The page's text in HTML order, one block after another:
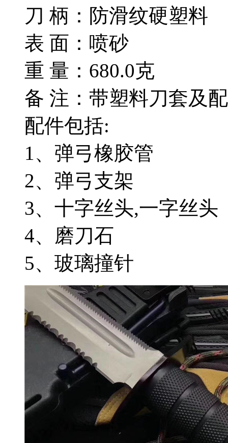
刀 柄：防滑纹硬塑料
表 面：喷砂
重 量：680.0克
备 注：带塑料刀套及
配件包括:
1、弹弓橡胶管
2、弹弓支架
3、十字丝头,一字丝头
4、磨刀石
5、玻璃撞针